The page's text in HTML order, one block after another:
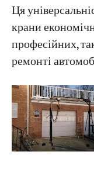
Ця
крани
професійних,
ремонті